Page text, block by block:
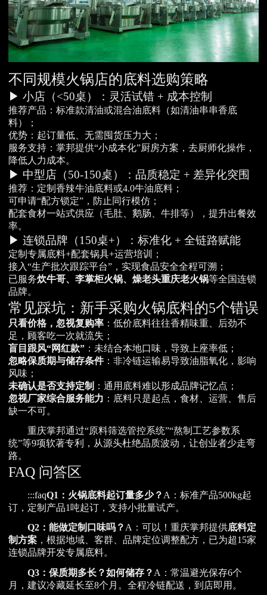
不同规模火锅店的底料选购策略
▶ 小店（<50桌）：灵活试错 + 成本控制
推荐产品：标准款清油或混合油底料（如清油串串香底
料）；
优势：起订量低、无需囤货压力大；
服务支持：掌邦提供“小成本化”厨房方案，去厨师化操作，
降低人力成本。
▶ 中型店（50-150桌）：品质稳定 + 差异化突围
推荐：定制香辣牛油底料或4.0牛油底料；
可申请“配方锁定”，防止同行模仿；
配套食材一站式供应（毛肚、鹅肠、牛排等），提升出餐效
率。
▶ 连锁品牌（150桌+）：标准化 + 全链路赋能
定制专属底料+配套锅具+运营培训；
接入“生产批次跟踪平台”，实现食品安全全程可溯；
已服务炊牛哥、李掌柜火锅、燥老头重庆老火锅等全国连锁
品牌。
常见踩坑：新手采购火锅底料的5个错误
只看价格，忽视复购率 ：低价底料往往香精味重、后劲不
足，顾客吃一次就流失；
盲目跟风“网红款” ：未结合本地口味，导致上座率低；
忽略保质期与储存条件：非冷链运输易导致油脂氧化，影响
风味；
未确认是否支持定制 ：通用底料难以形成品牌记忆点；
忽视厂家综合服务能力 ：底料只是起点，食材、运营、售后
缺一不可。
重庆掌邦通过“原料筛选管控系统”“熬制工艺参数系
统”等9项软著专利，从源头杜绝品质波动，让创业者少走弯
路。
FAQ 问答区
:::faqQ1：火锅底料起订量多少？ A：标准产品500kg起
订，定制产品1吨起订，支持小批量试产。
Q2：能做定制口味吗？ A：可以！重庆掌邦提供底料定
制方案 ，根据地域、客群、品牌定位调整配方，已为超15家
连锁品牌开发专属底料。
Q3：保质期多长？如何储存？ A：常温避光保存6个
月，建议冷藏延长至8个月。全程冷链配送，到店即用。